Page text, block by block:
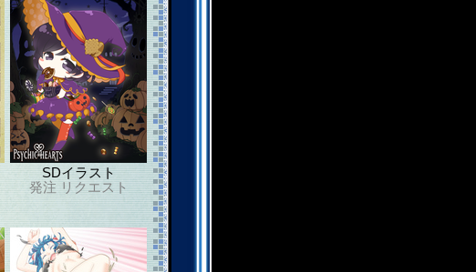
SDイラスト
発注 リクエスト